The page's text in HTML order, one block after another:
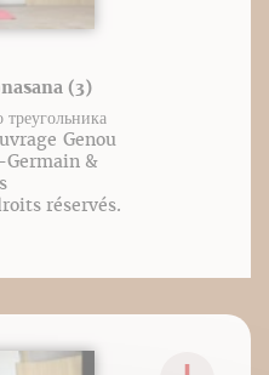
(3)
Genou
&
réservés.